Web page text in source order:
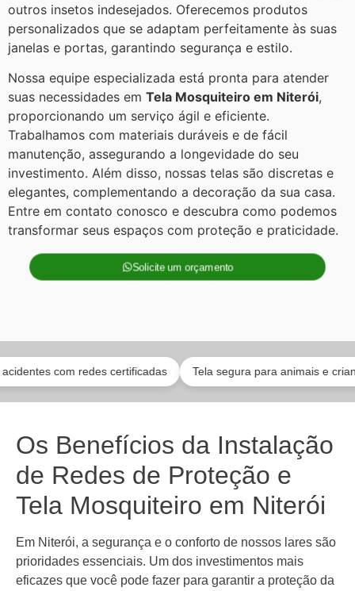
outros insetos indesejados. Oferecemos produtos
personalizados que se adaptam perfeitamente às suas
janelas e portas, garantindo segurança e estilo.
Nossa equipe especializada está pronta para atender
suas necessidades em Tela Mosquiteiro em Niterói,
proporcionando um serviço ágil e eficiente.
Trabalhamos com materiais duráveis e de fácil
manutenção, assegurando a longevidade do seu
investimento. Além disso, nossas telas são discretas e
elegantes, complementando a decoração da sua casa.
Entre em contato conosco e descubra como podemos
transformar seus espaços com proteção e praticidade.
Solicite um orçamento
com redes certificadas Tela segura para animais e crianças
Os Benefícios da Instalação
de Redes de Proteção e
Tela Mosquiteiro em Niterói
Em Niterói, a segurança e o conforto de nossos lares são
prioridades essenciais. Um dos investimentos mais
eficazes que você pode fazer para garantir a proteção da